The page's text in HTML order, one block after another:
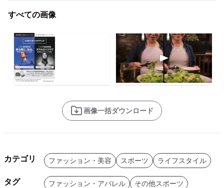
すべての画像
画像一括ダウンロード
カテゴリ ファッション・美容 スポーツ ライフスタイル
タグ ファッション・アパレル
その他スポーツ